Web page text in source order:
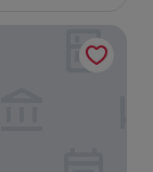
3 étoiles